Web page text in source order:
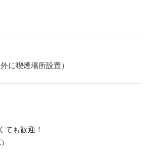
に喫煙場所設置）
ても歓迎！